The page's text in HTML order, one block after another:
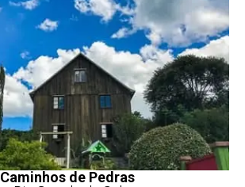
Caminhos de Pedras